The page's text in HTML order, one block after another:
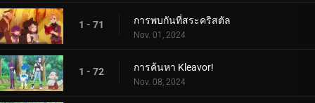
1 - 71 การพบกันที่สระคริสตัล
Nov. 01, 2024
1 - 72 การค้นหา Kleavor!
Nov. 08, 2024